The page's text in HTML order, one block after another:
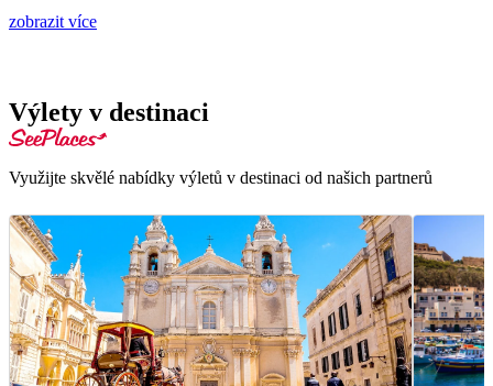
zobrazit více
Výlety v destinaci
Využijte skvělé nabídky výletů v destinaci od našich partnerů